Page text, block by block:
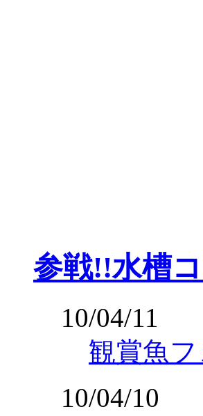
参戦!!水槽
10/04/11
観賞魚
10/04/10